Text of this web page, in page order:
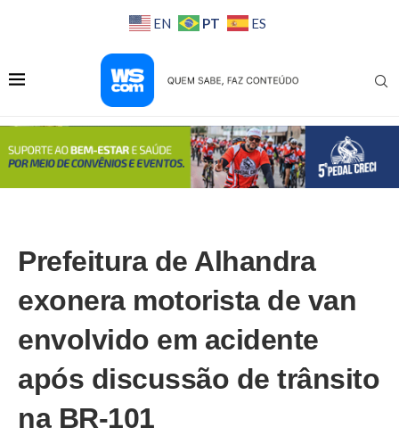
EN PT ES
Prefeitura de Alhandra
exonera motorista de van
envolvido em acidente
após discussão de trânsito
na BR-101